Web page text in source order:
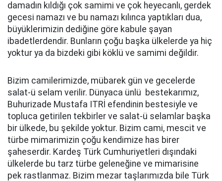
damadın kıldığı çok samimi ve çok heyecanlı, gerdek
gecesi namazı ve bu namazı kılınca yaptıkları dua,
büyüklerimizin dediğine göre kabule şayan
ibadetlerdendir. Bunların çoğu başka ülkelerde ya hiç
yoktur ya da bizdeki gibi köklü ve samimi değildir.
Bizim camilerimizde, mübarek gün ve gecelerde
salat-ü selam verilir. Dünyaca ünlü bestekarımız,
Buhurizade Mustafa ITRİ efendinin bestesiyle ve
topluca getirilen tekbirler ve salat-ü selamlar başka
bir ülkede, bu şekilde yoktur. Bizim cami, mescit ve
türbe mimarimizin çoğu kendimize has birer
şaheserdir. Kardeş Türk Cumhuriyetleri dışındaki
ülkelerde bu tarz türbe geleneğine ve mimarisine
pek rastlanmaz. Bizim mezar taşlarımızda bile Türk